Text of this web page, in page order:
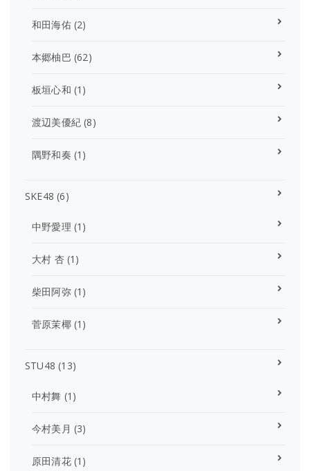
和田海佑(2)
本郷柚巴 (62)
板垣心和 (1)
渡辺美優紀 (8)
隅野和奏 (1)
SKE48 (6)
中野愛理 (1)
大村 杏(1)
柴田阿弥(1)
菅原茉椰(1)
STU48 (13)
中村舞 (1)
今村美月 (3)
原田清花(1)